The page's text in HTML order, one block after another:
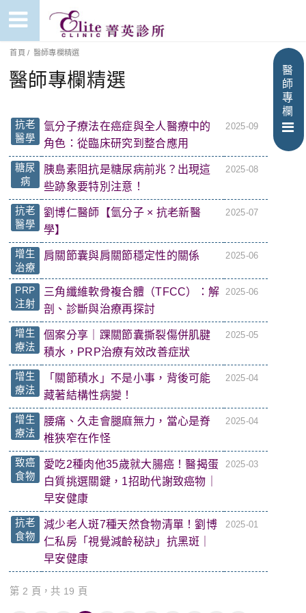
醫
師
專
欄
首頁 / 醫師專欄精選
醫師專欄精選
抗老
醫學
氫分子療法在癌症與全人醫療中的
角色：從臨床研究到整合應用
2025-09
糖尿
病
胰島素阻抗是糖尿病前兆？出現這
些跡象要特別注意！
2025-08
抗老
醫學
劉博仁醫師【氫分子 × 抗老新醫
學】
2025-07
增生
治療
肩關節囊與肩關節穩定性的關係 2025-06
PRP
注射
三角纖維軟骨複合體（TFCC）：解
剖、診斷與治療再探討
2025-06
增生
療法
個案分享｜踝關節囊撕裂傷併肌腱
積水，PRP治療有效改善症狀
2025-05
增生
療法
「關節積水」不是小事，背後可能
藏著結構性病變！
2025-04
增生
療法
腰痛、久走會腿麻無力，當心是脊
椎狹窄在作怪
2025-04
致癌
食物
愛吃2種肉他35歲就大腸癌！醫揭蛋
白質挑選關鍵，1招助代謝致癌物｜
早安健康
2025-03
抗老
食物
減少老人斑7種天然食物清單！劉博
仁私房「視覺減齡秘訣」抗黑斑｜
早安健康
2025-01
第 2 頁，共 19 頁